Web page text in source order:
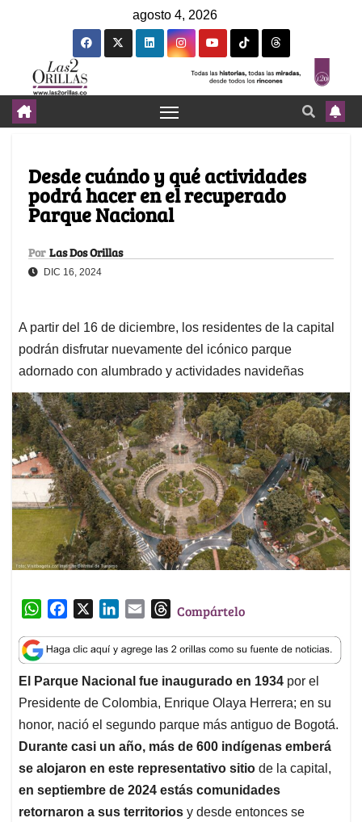
agosto 4, 2026
Desde cuándo y qué actividades
podrá hacer en el recuperado
Parque Nacional
Por Las Dos Orillas
DIC 16, 2024
A partir del 16 de diciembre, los residentes de la capital
podrán disfrutar nuevamente del icónico parque
adornado con alumbrado y actividades navideñas
W
a
t
s
A
p
p
c
e
b
o
o
k
n
k
e
d
I
n
a
i
l
T
r
e
a
d
s
Compártelo
El Parque Nacional fue inaugurado en 1934 por el
Presidente de Colombia, Enrique Olaya Herrera; en su
honor, nació el segundo parque más antiguo de Bogotá.
Durante casi un año, más de 600 indígenas emberá
se alojaron en este representativo sitio de la capital,
en septiembre de 2024 estás comunidades
retornaron a sus territorios y desde entonces se